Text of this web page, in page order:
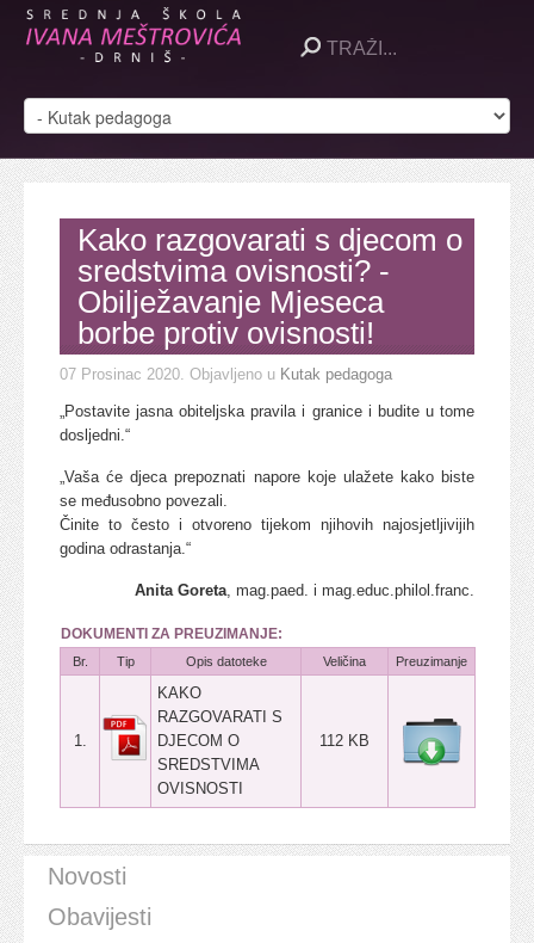
Kako razgovarati s djecom o
sredstvima ovisnosti? -
Obilježavanje Mjeseca
borbe protiv ovisnosti!
07 Prosinac 2020. Objavljeno u Kutak pedagoga
„Postavite jasna obiteljska pravila i granice i budite u tome
dosljedni.“
„Vaša će djeca prepoznati napore koje ulažete kako biste
se međusobno povezali.
Činite to često i otvoreno tijekom njihovih najosjetljivijih
godina odrastanja.“
Anita Goreta, mag.paed. i mag.educ.philol.franc.
DOKUMENTI ZA PREUZIMANJE:
Br. Tip Opis datoteke Veličina Preuzimanje
1.
KAKO
RAZGOVARATI S
DJECOM O
SREDSTVIMA
OVISNOSTI
112 KB
Novosti
Obavijesti